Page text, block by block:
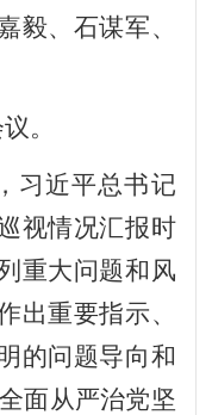
毅、石谋军、
。
习近平总书记
视情况汇报时
重大问题和风
出重要指示、
的问题导向和
面从严治党坚